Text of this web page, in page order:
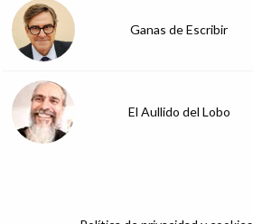
Ganas de Escribir
El Aullido del Lobo